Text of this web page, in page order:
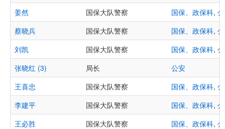
姜然
国保大队警察 国保、政保科,
蔡晓兵
国保大队警察 国保、政保科,
刘凯
国保大队警察 国保、政保科,
张晓红 (3)
局长
公安
王喜忠
国保大队警察 国保、政保科,
李建平
国保大队警察 国保、政保科,
王必胜
国保大队警察 国保、政保科,